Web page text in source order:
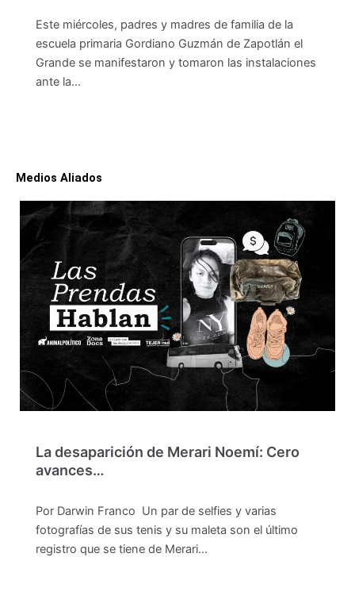
Este miércoles, padres y madres de familia de la
escuela primaria Gordiano Guzmán de Zapotlán el
Grande se manifestaron y tomaron las instalaciones
ante la…
Medios Aliados
La desaparición de Merari Noemí: Cero
avances…
Por Darwin Franco Un par de selfies y varias
fotografías de sus tenis y su maleta son el último
registro que se tiene de Merari…